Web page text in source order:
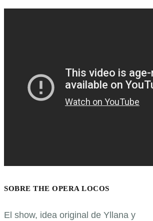
SOBRE THE OPERA LOCOS
El show, idea original de Yllana y